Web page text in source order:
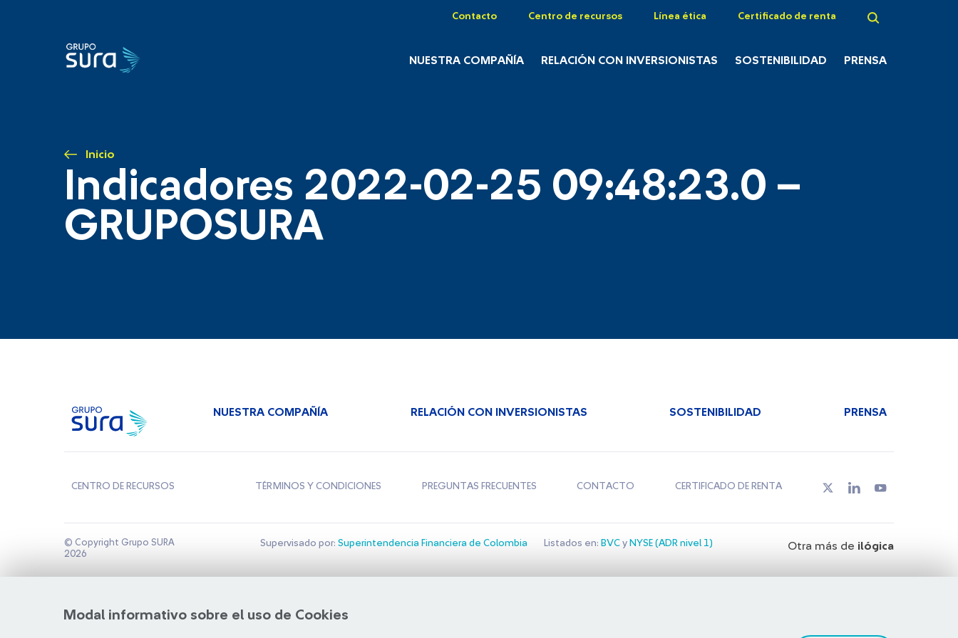
Contacto Centro de recursos Línea ética Certificado de renta
NUESTRA COMPAÑÍA RELACIÓN CON INVERSIONISTAS SOSTENIBILIDAD PRENSA
Inicio
Indicadores 2022-02-25 09:48:23.0 –
GRUPOSURA
Modal informativo sobre el uso de Cookies
NUESTRA COMPAÑÍA RELACIÓN CON INVERSIONISTAS SOSTENIBILIDAD PRENSA
CENTRO DE RECURSOS TÉRMINOS Y CONDICIONES PREGUNTAS FRECUENTES CONTACTO CERTIFICADO DE RENTA
© Copyright Grupo SURA
2026
Supervisado por: Superintendencia Financiera de Colombia Listados en: BVCy NYSE (ADR nivel 1) Otra más de ilógica